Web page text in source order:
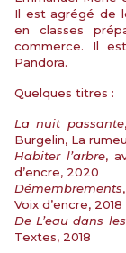
Il est agrégé de
en classes
commerce. Il
Pandora.
Quelques titres :
La nuit passante
Burgelin, La
Habiter l’arbre,
d’encre, 2020
Démembrements
Voix d’encre, 2018
De L’eau dans
Textes, 2018